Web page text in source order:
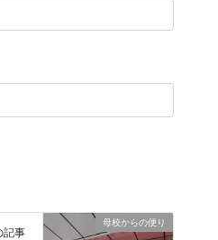
母校からの便り
記事